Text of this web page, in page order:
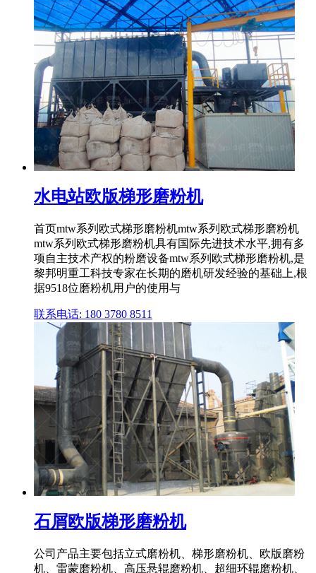
水电站欧版梯形磨粉机
首页mtw系列欧式梯形磨粉机mtw系列欧式梯形磨粉机
mtw系列欧式梯形磨粉机具有国际先进技术水平,拥有多
项自主技术产权的粉磨设备mtw系列欧式梯形磨粉机,是
黎邦明重工科技专家在长期的磨机研发经验的基础上,根
据9518位磨粉机用户的使用与
联系电话: 180 3780 8511
石屑欧版梯形磨粉机
公司产品主要包括立式磨粉机、梯形磨粉机、欧版磨粉
机、雷蒙磨粉机、高压悬辊磨粉机、超细环辊磨粉机、